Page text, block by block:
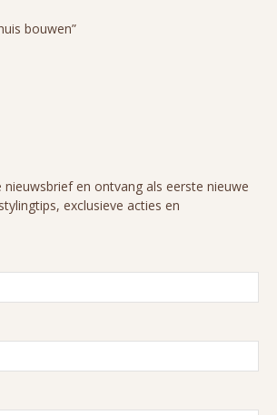
bouwen”
en ontvang als eerste nieuwe
exclusieve acties en